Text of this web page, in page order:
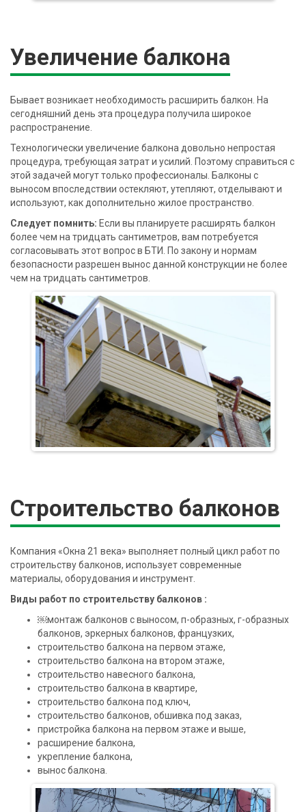
Увеличение балкона
Бывает возникает необходимость расширить балкон. На
сегодняшний день эта процедура получила широкое
распространение.
Технологически увеличение балкона довольно непростая
процедура, требующая затрат и усилий. Поэтому справиться с
этой задачей могут только профессионалы. Балконы с
выносом впоследствии остекляют, утепляют, отделывают и
используют, как дополнительно жилое пространство.
Следует помнить: Если вы планируете расширять балкон
более чем на тридцать сантиметров, вам потребуется
согласовывать этот вопрос в БТИ. По закону и нормам
безопасности разрешен вынос данной конструкции не более
чем на тридцать сантиметров.
Строительство балконов
Компания «Окна 21 века» выполняет полный цикл работ по
строительству балконов, использует современные
материалы, оборудования и инструмент.
Виды работ по строительству балконов :
￼монтаж балконов с выносом, п-образных, г-образных
балконов, эркерных балконов, французких,
строительство балкона на первом этаже,
строительство балкона на втором этаже,
строительство навесного балкона,
строительство балкона в квартире,
строительство балкона под ключ,
строительство балконов, обшивка под заказ,
пристройка балкона на первом этаже и выше,
расширение балкона,
укрепление балкона,
вынос балкона.